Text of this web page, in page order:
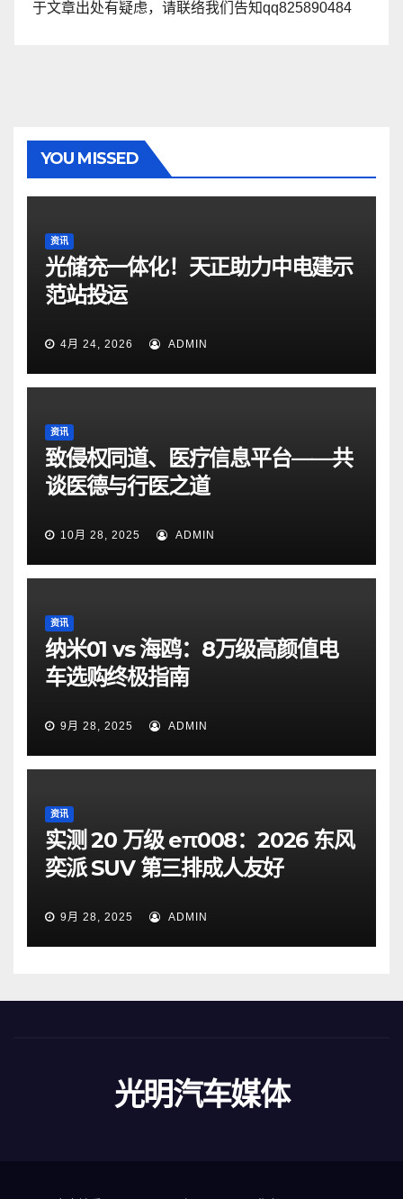
于文章出处有疑虑，请联络我们告知qq825890484
YOU MISSED
资讯
光储充一体化！天正助力中电建示
范站投运
4月 24, 2026 ADMIN
资讯
致侵权同道、医疗信息平台——共
谈医德与行医之道
10月 28, 2025 ADMIN
资讯
纳米01 vs 海鸥：8万级高颜值电
车选购终极指南
9月 28, 2025 ADMIN
资讯
实测 20 万级 eπ008：2026 东风
奕派 SUV 第三排成人友好
9月 28, 2025 ADMIN
光明汽车媒体